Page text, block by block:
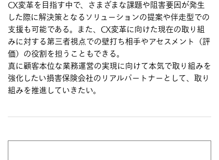
CX変革を目指す中で、さまざまな課題や阻害要因が発生
した際に解決策となるソリューションの提案や伴走型での
支援も可能である。また、CX変革に向けた現在の取り組
みに対する第三者視点での壁打ち相手やアセスメント（評
価）の役割を担うこともできる。
真に顧客本位な業務運営の実現に向けて本気で取り組みを
強化したい損害保険会社のリアルパートナーとして、取り
組みを推進していきたい。